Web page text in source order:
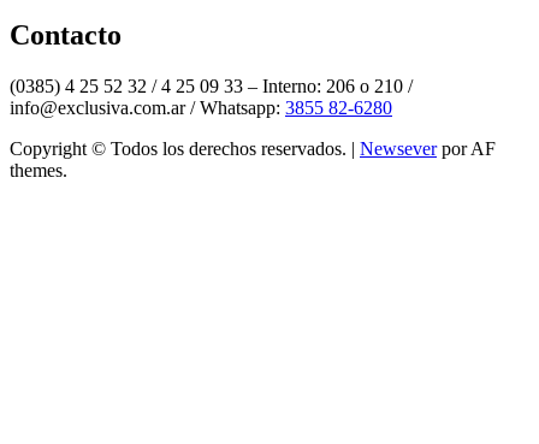
Contacto
(0385) 4 25 52 32 / 4 25 09 33 – Interno: 206 o 210 /
info@exclusiva.com.ar / Whatsapp: 3855 82-6280
Copyright © Todos los derechos reservados. | Newseverpor AF
themes.